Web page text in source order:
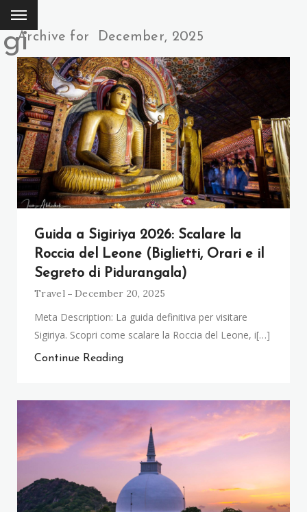
Archive for December, 2025
Guida a Sigiriya 2026: Scalare la
Roccia del Leone (Biglietti, Orari e il
Segreto di Pidurangala)
Travel December 20, 2025
Meta Description: La guida definitiva per visitare
Sigiriya. Scopri come scalare la Roccia del Leone, i[…]
Continue Reading